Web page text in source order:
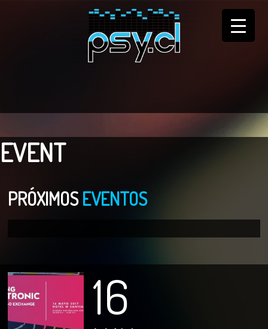
EVENT
PRÓXIMOSEVENTOS
16